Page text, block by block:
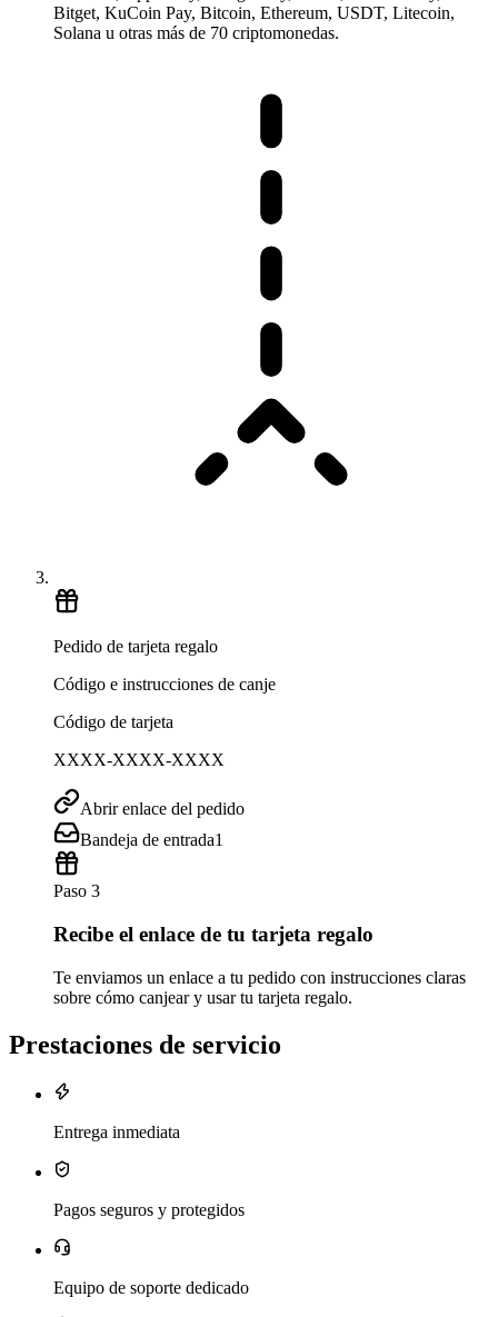
Bitget, KuCoin Pay, Bitcoin, Ethereum, USDT, Litecoin,
Solana u otras más de 70 criptomonedas.
Pedido de tarjeta regalo
Código e instrucciones de canje
Código de tarjeta
XXXX-XXXX-XXXX
Abrir enlace del pedido
Bandeja de entrada1
Paso 3
Recibe el enlace de tu tarjeta regalo
Te enviamos un enlace a tu pedido con instrucciones claras
sobre cómo canjear y usar tu tarjeta regalo.
Prestaciones de servicio
Entrega inmediata
Pagos seguros y protegidos
Equipo de soporte dedicado